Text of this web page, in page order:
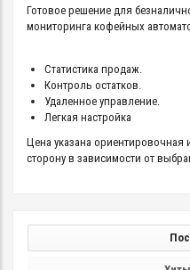
Готовое решение для
мониторинга кофейных
Статистика продаж.
Контроль остатков.
Удаленное управление.
Легкая настройка
Цена указана
сторону в зависимости от